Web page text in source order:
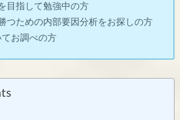
目指して勉強中の方
つための内部要因分析をお探しの方
てお調べの方